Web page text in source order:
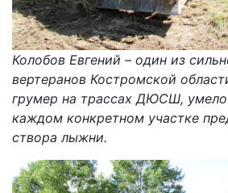
Колобов Евгений – один из
вертеранов Костромской
грумер на трассах ДЮСШ, умело
каждом конкретном участке
створа лыжни.